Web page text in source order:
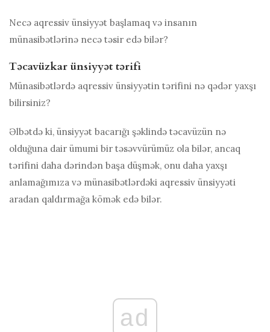
Necə aqressiv ünsiyyət başlamaq və insanın
münasibətlərinə necə təsir edə bilər?
Təcavüzkar ünsiyyət tərifi
Münasibətlərdə aqressiv ünsiyyətin tərifini nə qədər yaxşı
bilirsiniz?
Əlbətdə ki, ünsiyyət bacarığı şəklində təcavüzün nə
olduğuna dair ümumi bir təsəvvürümüz ola bilər, ancaq
tərifini daha dərindən başa düşmək, onu daha yaxşı
anlamağımıza və münasibətlərdəki aqressiv ünsiyyəti
aradan qaldırmağa kömək edə bilər.
ad